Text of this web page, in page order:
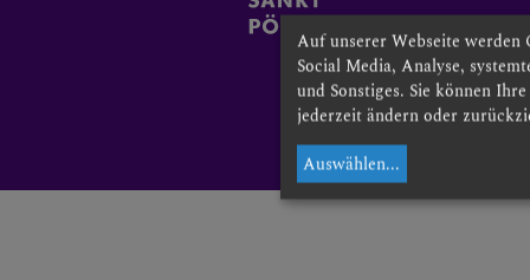
Auf unserer Webseite werden
Social Media, Analyse,
und Sonstiges. Sie können
jederzeit ändern oder
Auswählen...